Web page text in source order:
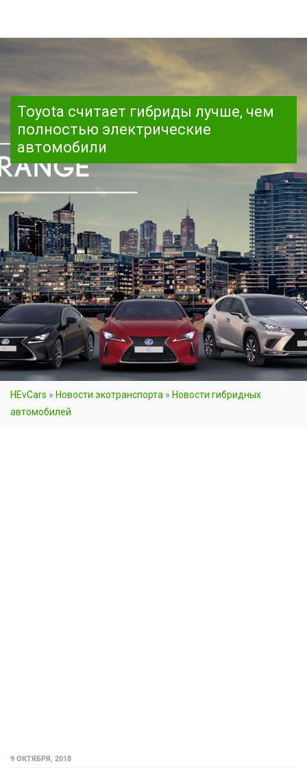
Toyota считает гибриды лучше, чем
полностью электрические
автомобили
HEvCars » Новости экотранспорта » Новости гибридных
автомобилей
9 ОКТЯБРЯ, 2018